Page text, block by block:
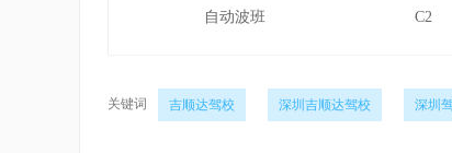
自动波班 C2
关键词 吉顺达驾校 深圳吉顺达驾校 深圳